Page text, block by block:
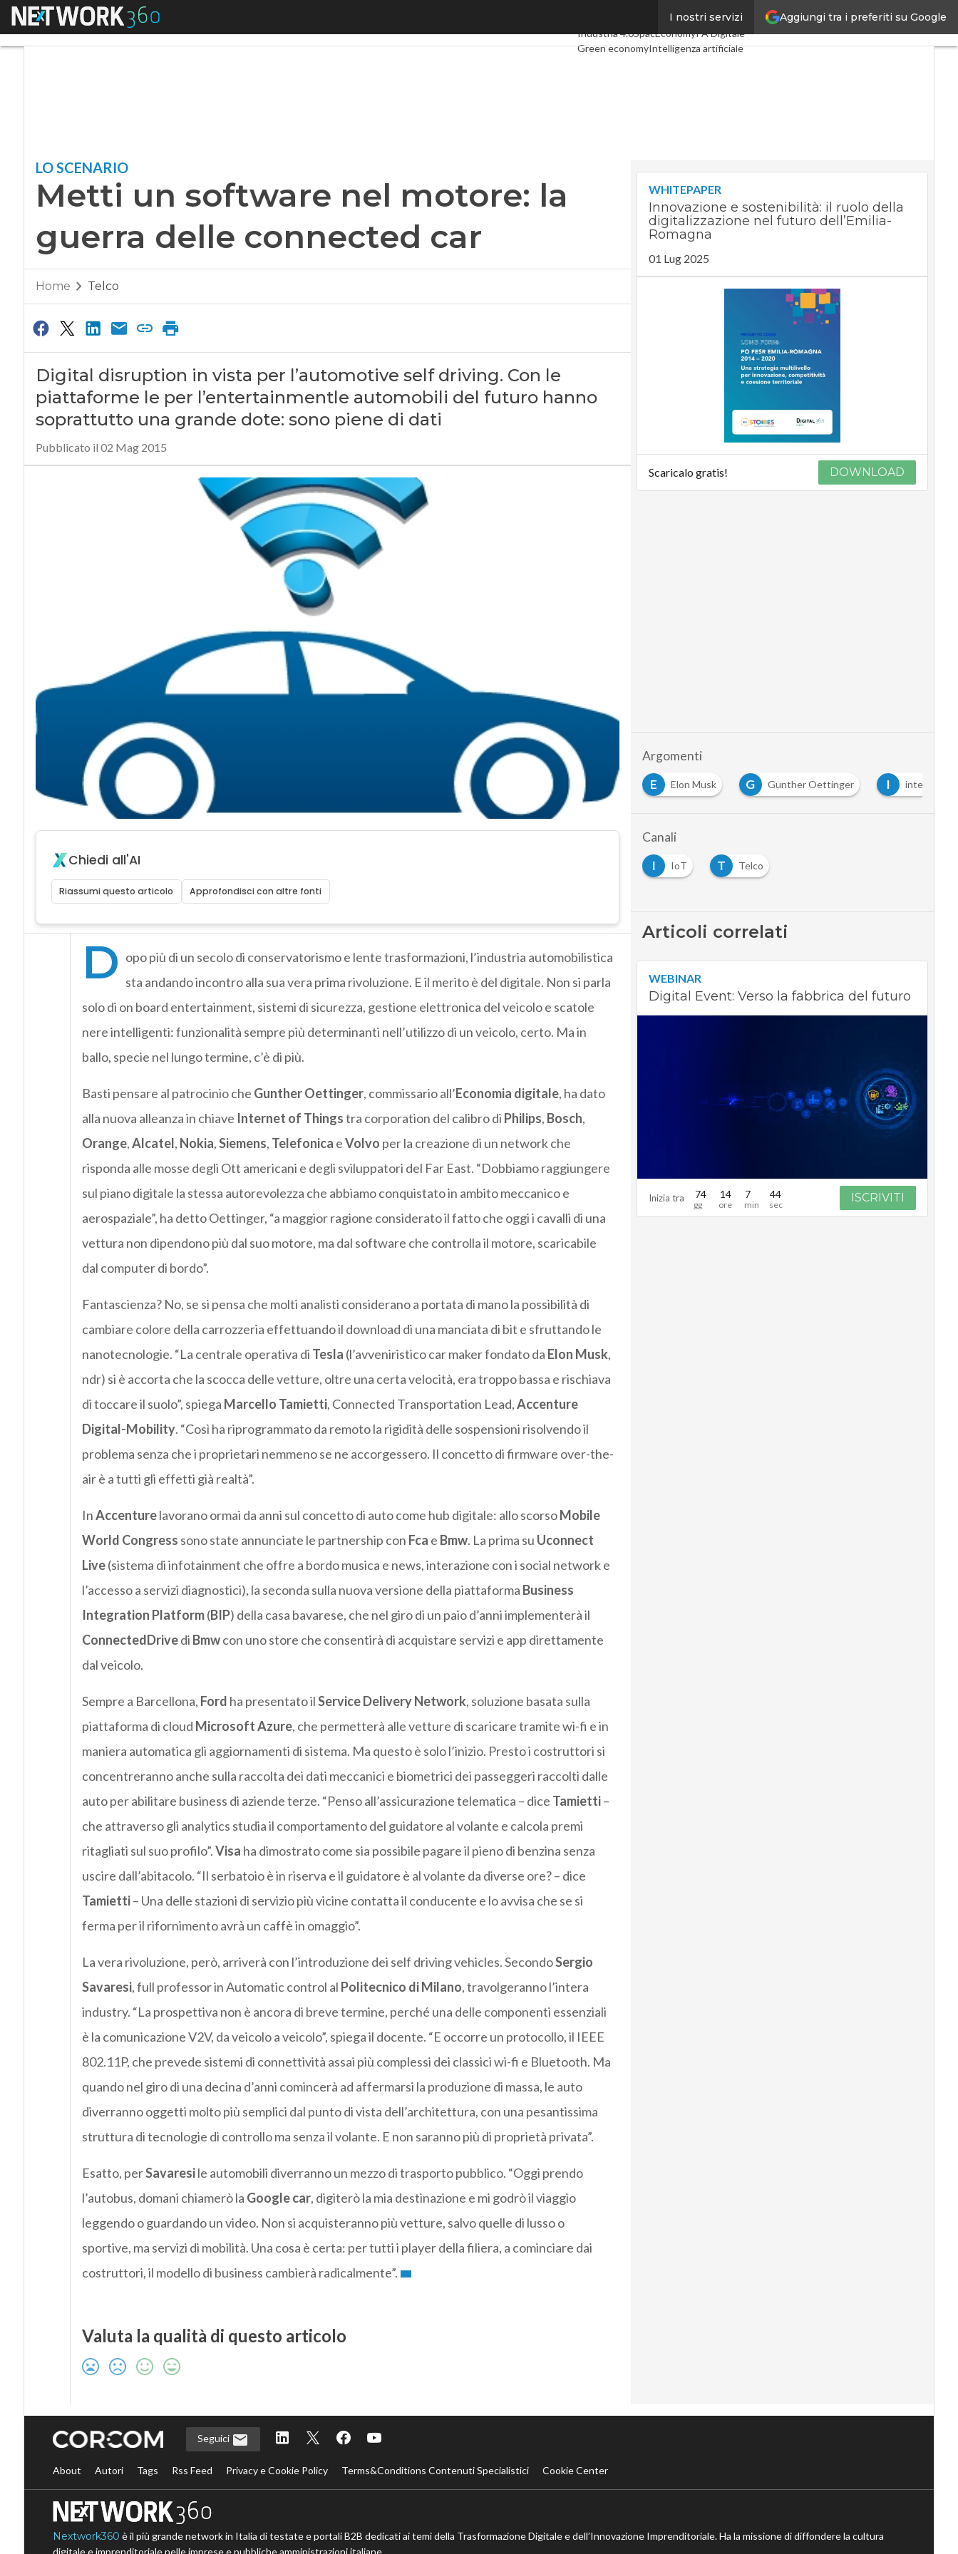
Aggiungi tra i preferiti su Google
I nostri servizi
Menu Digital Economy Telco
Industria 4.0SpacEconomyPA Digitale
Green economyIntelligenza artificiale
LO SCENARIO
Metti un software nel motore: la
guerra delle connected car
Home Telco
Digital disruption in vista per l’automotive self driving. Con le
piattaforme le per l’entertainmentle automobili del futuro hanno
soprattutto una grande dote: sono piene di dati
Pubblicato il 02 Mag 2015
Chiedi all'AI
Riassumi questo articolo Approfondisci con altre fonti
D opo più di un secolo di conservatorismo e lente trasformazioni, l’industria automobilistica
sta andando incontro alla sua vera prima rivoluzione. E il merito è del digitale. Non si parla
solo di on board entertainment, sistemi di sicurezza, gestione elettronica del veicolo e scatole
nere intelligenti: funzionalità sempre più determinanti nell’utilizzo di un veicolo, certo. Ma in
ballo, specie nel lungo termine, c’è di più.
Basti pensare al patrocinio che Gunther Oettinger, commissario all’Economia digitale, ha dato
alla nuova alleanza in chiave Internet of Thingstra corporation del calibro di Philips, Bosch,
Orange,Alcatel, Nokia,Siemens, Telefonica eVolvo per la creazione di un network che
risponda alle mosse degli Ott americani e degli sviluppatori del Far East. “Dobbiamo raggiungere
sul piano digitale la stessa autorevolezza che abbiamo conquistato in ambito meccanico e
aerospaziale”, ha detto Oettinger, “a maggior ragione considerato il fatto che oggi i cavalli di una
vettura non dipendono più dal suo motore, ma dal software che controlla il motore, scaricabile
dal computer di bordo”.
Fantascienza? No, se si pensa che molti analisti considerano a portata di mano la possibilità di
cambiare colore della carrozzeria effettuando il download di una manciata di bit e sfruttando le
nanotecnologie. “La centrale operativa di Tesla (l’avveniristico car maker fondato da Elon Musk,
ndr) si è accorta che la scocca delle vetture, oltre una certa velocità, era troppo bassa e rischiava
di toccare il suolo”, spiega Marcello Tamietti, Connected Transportation Lead,Accenture
Digital-Mobility. “Così ha riprogrammato da remoto la rigidità delle sospensioni risolvendo il
problema senza che i proprietari nemmeno se ne accorgessero. Il concetto di firmware over-the-
air è a tutti gli effetti già realtà”.
InAccenturelavorano ormai da anni sul concetto di auto come hub digitale: allo scorsoMobile
World Congress sono state annunciate le partnership con Fca e Bmw. La prima su Uconnect
Live(sistema di infotainment che offre a bordo musica e news, interazione con i social network e
l’accesso a servizi diagnostici), la seconda sulla nuova versione della piattaforma Business
Integration Platform(BIP) della casa bavarese, che nel giro di un paio d’anni implementerà il
ConnectedDrivedi Bmwcon uno store che consentirà di acquistare servizi e app direttamente
dal veicolo.
Sempre a Barcellona, Ford ha presentato ilService Delivery Network, soluzione basata sulla
piattaforma di cloud Microsoft Azure, che permetterà alle vetture di scaricare tramite wi-fi e in
maniera automatica gli aggiornamenti di sistema. Ma questo è solo l’inizio. Presto i costruttori si
concentreranno anche sulla raccolta dei dati meccanici e biometrici dei passeggeri raccolti dalle
auto per abilitare business di aziende terze. “Penso all’assicurazione telematica – dice Tamietti–
che attraverso gli analytics studia il comportamento del guidatore al volante e calcola premi
ritagliati sul suo profilo”.Visa ha dimostrato come sia possibile pagare il pieno di benzina senza
uscire dall’abitacolo. “Il serbatoio è in riserva e il guidatore è al volante da diverse ore? – dice
Tamietti– Una delle stazioni di servizio più vicine contatta il conducente e lo avvisa che se si
ferma per il rifornimento avrà un caffè in omaggio”.
La vera rivoluzione, però, arriverà con l’introduzione dei self driving vehicles. SecondoSergio
Savaresi, full professor in Automatic control al Politecnico di Milano, travolgeranno l’intera
industry. “La prospettiva non è ancora di breve termine, perché una delle componenti essenziali
è la comunicazione V2V, da veicolo a veicolo”, spiega il docente. “E occorre un protocollo, il IEEE
802.11P, che prevede sistemi di connettività assai più complessi dei classici wi-fi e Bluetooth. Ma
quando nel giro di una decina d’anni comincerà ad affermarsi la produzione di massa, le auto
diverranno oggetti molto più semplici dal punto di vista dell’architettura, con una pesantissima
struttura di tecnologie di controllo ma senza il volante. E non saranno più di proprietà privata”.
Esatto, perSavaresile automobili diverranno un mezzo di trasporto pubblico. “Oggi prendo
l’autobus, domani chiamerò la Google car, digiterò la mia destinazione e mi godrò il viaggio
leggendo o guardando un video. Non si acquisteranno più vetture, salvo quelle di lusso o
sportive, ma servizi di mobilità. Una cosa è certa: per tutti i player della filiera, a cominciare dai
costruttori, il modello di business cambierà radicalmente”.
Valuta la qualità di questo articolo
WHITEPAPER
Innovazione e sostenibilità: il ruolo della
digitalizzazione nel futuro dell’Emilia-
Romagna
01 Lug 2025
Scaricalo gratis! DOWNLOAD
Argomenti
economia digitale Elon Musk G Gunther Oettinger I internet of things
Canali
I
IoT T Telco
Articoli correlati
WEBINAR
Digital Event: Verso la fabbrica del futuro
Inizia tra 74 14 7 43 ISCRIVITI
Seguici
About Autori Tags Rss Feed Privacy e Cookie Policy Terms&Conditions Contenuti Specialistici Cookie Center
Nextwork360 è il più grande network in Italia di testate e portali B2B dedicati ai temi della Trasformazione Digitale e dell’Innovazione Imprenditoriale. Ha la missione di diffondere la cultura
digitale e imprenditoriale nelle imprese e pubbliche amministrazioni italiane.